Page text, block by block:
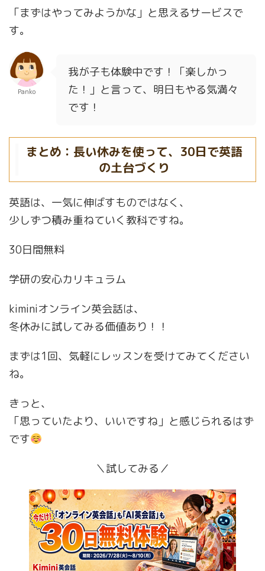
「まずはやってみようかな」と思えるサービスで
す。
Panko
我が子も体験中です！「楽しかっ
た！」と言って、明日もやる気満々
です！
まとめ：長い休みを使って、30日で英語
の土台づくり
英語は、一気に伸ばすものではなく、
少しずつ積み重ねていく教科ですね。
30日間無料
学研の安心カリキュラム
kiminiオンライン英会話は、
冬休みに試してみる価値あり！！
まずは1回、気軽にレッスンを受けてみてください
ね。
きっと、
「思っていたより、いいですね」と感じられるはず
です
＼試してみる／